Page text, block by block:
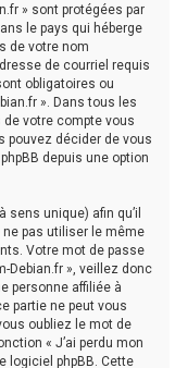
» sont protégées par
le pays qui héberge
de votre nom
de courriel requis
obligatoires ou
». Dans tous les
votre compte vous
pouvez décider de vous
depuis une option
unique) afin qu’il
pas utiliser le même
Votre mot de passe
Debian.fr », veillez donc
personne affiliée à
partie ne peut vous
oubliez le mot de
« J’ai perdu mon
logiciel phpBB. Cette